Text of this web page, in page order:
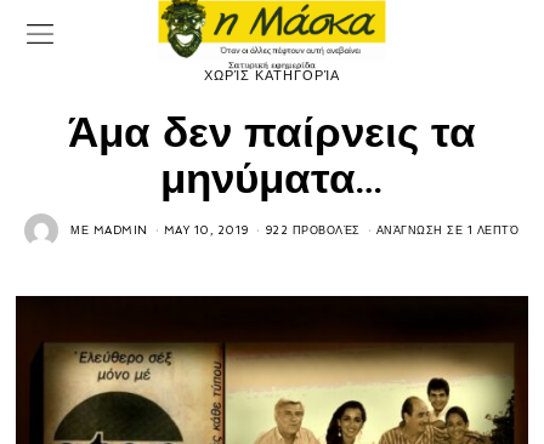
ΧΩΡΊΣ ΚΑΤΗΓΟΡΊΑ
Άμα δεν παίρνεις τα
μηνύματα…
ΜΕ MADMIN MAY 10, 2019 922 ΠΡΟΒΟΛΈΣ ΑΝΆΓΝΩΣΗ ΣΕ 1 ΛΕΠΤΌ